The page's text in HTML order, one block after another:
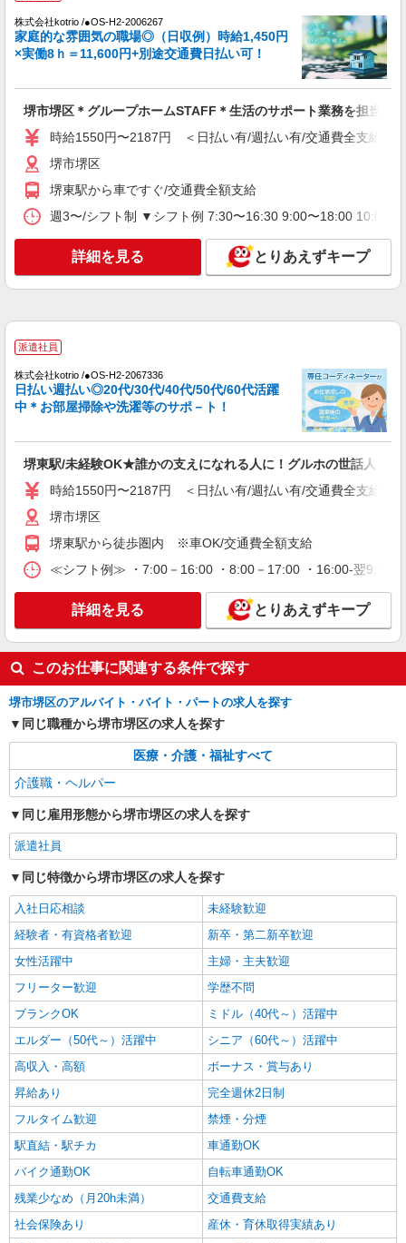
キープ 詳細を見る
派遣社員
サービスSTAFF
時給1550円〜2187円 ＜日払い有/週払い有/交
キープ 詳細を見る
パート
グループホーム ソラストまなか堺/2780000013-011
時給1,250円
キープ 詳細を見る
派遣社員
株式会社kotrio /●OS-H2-2020488
へ★サ高住スタッフ
通費全支給(ガソリン代含む)＞
キープ 詳細を見る
株式会社kotrio /●OS-H2-2012169
堺東駅｜未経験でも大丈夫◎研修が手厚い有料
住宅の介護♪
時給1550円〜2187円 ＜日払い有/週払い有/交
通費全支給(ガソリン代含む)＞
堺市堺区
キープ 詳細を見る
派遣社員
株式会社kotrio /●OS-H2-2066871
堺市堺区＊グループホームSTAFF＊経験不問
◎日収1.2万円も可
時給1550円〜2187円 ＜日払い有/週払い有/交
通費全支給(ガソリン代含む)＞
キープ 詳細を見る
株式会社kotrio /●OS-H2-2006267
家庭的な雰囲気の職場◎（日収例）時給1,450円
×実働8ｈ＝11,600円+別途交通費日払い可！
堺市堺区＊グループホームSTAFF＊生活のサポート業務を担当
時給1550円〜2187円 ＜日払い有/週払い有/交通費全支給(ガ
堺市堺区
堺東駅から車ですぐ/交通費全額支給
週3〜/シフト制 ▼シフト例 7:30〜16:30 9:00〜18:00
詳細を見る とりあえずキープ
派遣社員
株式会社kotrio /●OS-H2-2067336
日払い週払い◎20代/30代/40代/50代/60代活躍
中＊お部屋掃除や洗濯等のサポ－ト！
堺東駅/未経験OK★誰かの支えになれる人に！グルホの世話人♪
時給1550円〜2187円 ＜日払い有/週払い有/交通費全支給(ガ
堺市堺区
堺東駅から徒歩圏内 ※車OK/交通費全額支給
≪シフト例≫ ・7:00－16:00 ・8:00－17:00 ・16:00-翌9:00
詳細を見る とりあえずキープ
このお仕事に関連する条件で探す
堺市堺区のアルバイト・バイト・パートの求人を探す
同じ職種から堺市堺区の求人を探す
医療・介護・福祉すべて
介護職・ヘルパー
同じ雇用形態から堺市堺区の求人を探す
派遣社員
同じ特徴から堺市堺区の求人を探す
入社日応相談
未経験歓迎
経験者・有資格者歓迎
新卒・第二新卒歓迎
女性活躍中
主婦・主夫歓迎
フリーター歓迎
学歴不問
ブランクOK
ミドル（40代～）活躍中
エルダー（50代～）活躍中
シニア（60代～）活躍中
高収入・高額
ボーナス・賞与あり
昇給あり
完全週休2日制
フルタイム歓迎
禁煙・分煙
駅直結・駅チカ
車通勤OK
バイク通勤OK
自転車通勤OK
残業少なめ（月20h未満）
交通費支給
社会保険あり
産休・育休取得実績あり